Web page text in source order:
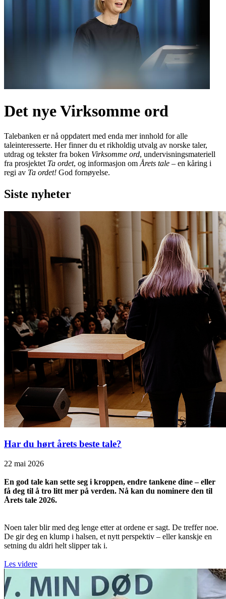
Det nye Virksomme ord
Talebanken er nå oppdatert med enda mer innhold for alle
taleinteresserte. Her finner du et rikholdig utvalg av norske taler,
utdrag og tekster fra boken Virksomme ord, undervisningsmateriell
fra prosjektet Ta ordet, og informasjon om Årets tale – en kåring i
regi av Ta ordet! God fornøyelse.
Siste nyheter
Har du hørt årets beste tale?
22 mai 2026
En god tale kan sette seg i kroppen, endre tankene dine – eller
få deg til å tro litt mer på verden. Nå kan du nominere den til
Årets tale 2026.
Noen taler blir med deg lenge etter at ordene er sagt. De treffer noe.
De gir deg en klump i halsen, et nytt perspektiv – eller kanskje en
setning du aldri helt slipper tak i.
Les videre